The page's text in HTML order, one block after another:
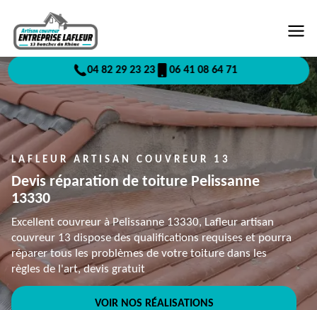
04 82 29 23 23 06 41 08 64 71
LAFLEUR ARTISAN COUVREUR 13
Devis réparation de toiture Pelissanne
13330
Excellent couvreur à Pelissanne 13330, Lafleur artisan
couvreur 13 dispose des qualifications requises et pourra
réparer tous les problèmes de votre toiture dans les
règles de l'art, devis gratuit
VOIR NOS RÉALISATIONS